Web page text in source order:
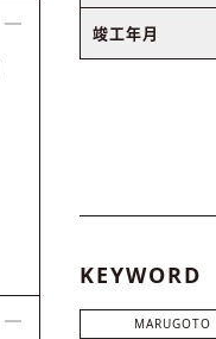
竣工年月
KEYWORD
MARUGOTO